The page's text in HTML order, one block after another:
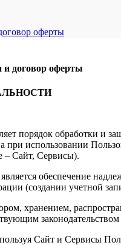
оферты
и договор оферты
порядок обработки и
использовании
– Сайт, Сервисы).
обеспечение
(создании учетной
хранением,
Сайт и Сервисы